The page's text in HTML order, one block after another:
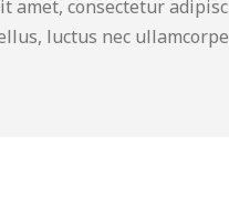
amet, consectetur
luctus nec